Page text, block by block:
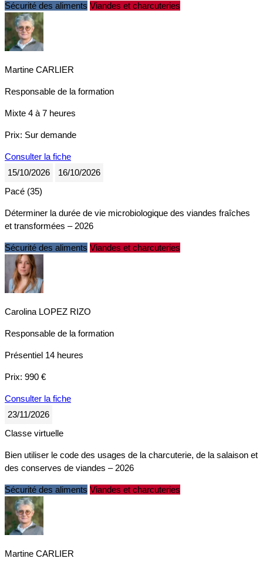
Sécurité des aliments Viandes et charcuteries
Martine CARLIER
Responsable de la formation
Mixte 4 à 7 heures
Prix: Sur demande
Consulter la fiche
15/10/2026
16/10/2026
Pacé (35)
Déterminer la durée de vie microbiologique des viandes fraîches
et transformées – 2026
Sécurité des aliments Viandes et charcuteries
Carolina LOPEZ RIZO
Responsable de la formation
Présentiel 14 heures
Prix: 990 €
Consulter la fiche
23/11/2026
Classe virtuelle
Bien utiliser le code des usages de la charcuterie, de la salaison et
des conserves de viandes – 2026
Sécurité des aliments Viandes et charcuteries
Martine CARLIER